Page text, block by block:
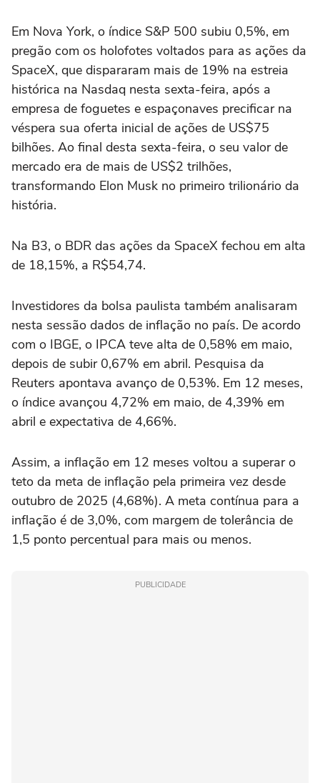
Em Nova York, o índice S&P 500 subiu 0,5%, em
pregão com ‌os holofotes voltados para as ações da
SpaceX, que ‌dispararam mais de 19% na estreia
histórica na Nasdaq nesta sexta-feira, após a
empresa de foguetes e espaçonaves precificar na
véspera sua oferta inicial de ações de US$75
bilhões. Ao final desta sexta-feira, o seu valor de
mercado era de mais de US$2 trilhões,
transformando Elon Musk no primeiro trilionário da
história.
Na B3, o BDR das ações da SpaceX fechou em alta
de 18,15%, a R$54,74.
Investidores da bolsa paulista também analisaram
nesta sessão dados de inflação no país. De acordo
com o IBGE, o IPCA teve alta de ⁠0,58% em maio,
depois de subir 0,67% em abril. Pesquisa da
Reuters apontava avanço de 0,53%. Em 12 meses,
o índice avançou 4,72% em maio, de 4,39% em
abril e expectativa de 4,66%.
Assim, a inflação em 12 meses voltou a superar o
teto da meta de inflação pela primeira vez desde
outubro de 2025 (4,68%). A meta contínua para a
inflação é de 3,0%, com margem de tolerância de
1,5 ponto percentual para mais ou menos.
PUBLICIDADE